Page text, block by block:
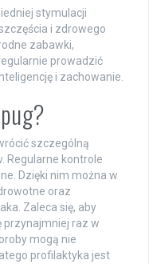
stymulacji
i zdrowego
zabawki,
prowadzić
i zachowanie.
szczególną
Regularne kontrole
Dzięki nim można w
oraz
Zaleca się, aby
przynajmniej raz w
mogą nie
profilaktyka jest